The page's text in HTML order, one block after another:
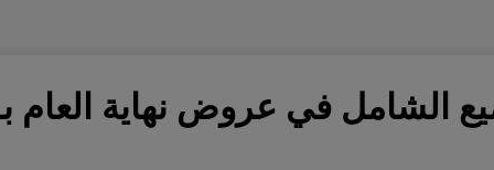
الشامل في عروض نهاية العام